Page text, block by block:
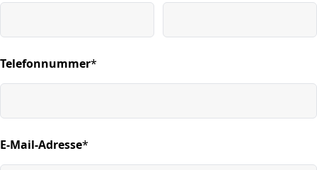
Telefonnummer*
(required)
E-Mail-Adresse*
(required)